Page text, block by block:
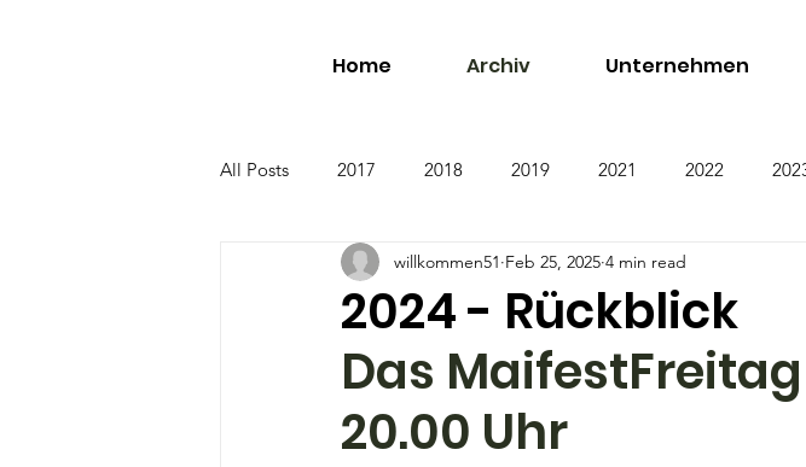
Home Archiv Unternehmen
All Posts 2017 2018 2019 2021 2022
2024 - Rückblick
willkommen51 Feb 25, 2025 4 min read
Das
20.00 Uhr